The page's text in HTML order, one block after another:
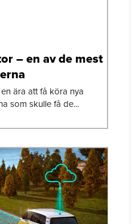
– en av de mest
ära att få köra nya
som skulle få de...